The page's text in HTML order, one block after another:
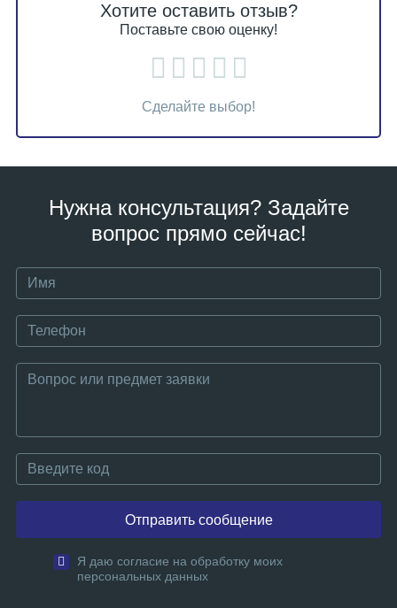
Хотите оставить отзыв?
Поставьте свою оценку!
Сделайте выбор!
Нужна консультация? Задайте
вопрос прямо сейчас!
Отправить сообщение
Я даю согласие на обработку моих
персональных данных